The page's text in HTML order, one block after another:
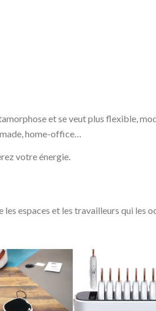
et se veut plus flexible,
home-office…
votre énergie.
les espaces et les travailleurs qui les